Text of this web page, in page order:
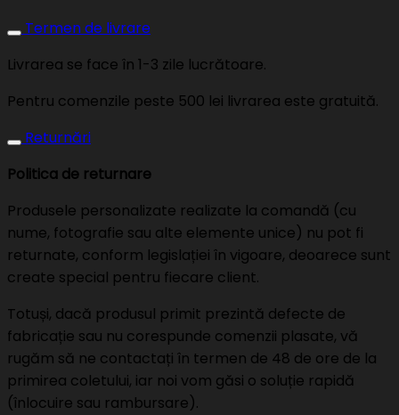
Termen de livrare
Livrarea se face în 1-3 zile lucrătoare.
Pentru comenzile peste 500 lei livrarea este gratuită.
Returnări
Politica de returnare
Produsele personalizate realizate la comandă (cu
nume, fotografie sau alte elemente unice) nu pot fi
returnate, conform legislației în vigoare, deoarece sunt
create special pentru fiecare client.
Totuși, dacă produsul primit prezintă defecte de
fabricație sau nu corespunde comenzii plasate, vă
rugăm să ne contactați în termen de 48 de ore de la
primirea coletului, iar noi vom găsi o soluție rapidă
(înlocuire sau rambursare).